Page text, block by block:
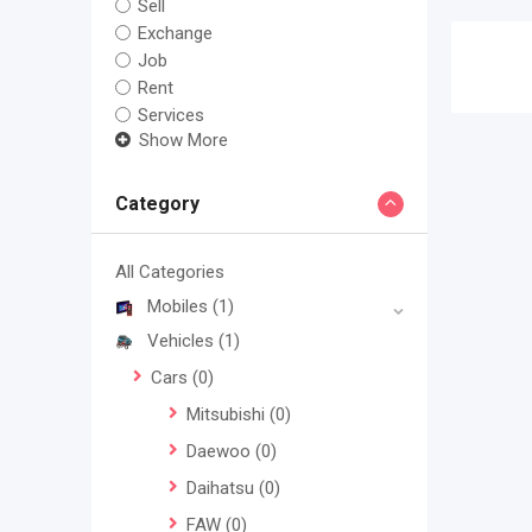
Sell
Exchange
Job
Rent
Services
Show More
Category
All Categories
Mobiles (1)
Vehicles (1)
Cars (0)
Mitsubishi (0)
Daewoo (0)
Daihatsu (0)
FAW (0)